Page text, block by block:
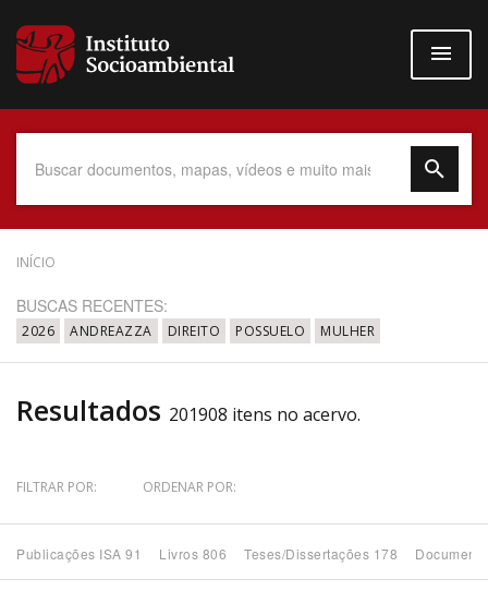
para
conteúdo
Data do Documento
Até
Povo Indígena
INÍCIO
BUSCAS RECENTES:
2026 ANDREAZZA DIREITO POSSUELO MULHER
Resultados 201908 itens no acervo.
FILTRAR POR: ORDENAR POR:
Publicações ISA 91 Livros 806 Teses/Dissertações 178